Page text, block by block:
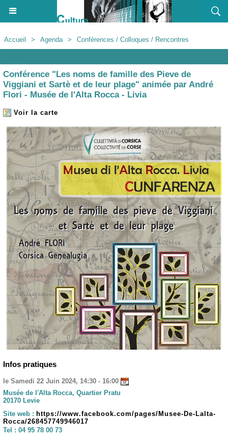
Accueil > Agenda > Conférences / Colloques / Rencontres
Conférence "Les noms de famille des Pieve de
Viggiani et Sartè et de leur plage" animée par André
Flori - Musée de l'Alta Rocca - Livia
Voir la carte
Infos pratiques
le Samedi 22 Juin 2024, 14:30 - 16:00
Musée de l'Alta Rocca, Quartier Pratu
20170 Levie
Site web : https://www.facebook.com/pages/Musee-De-Lalta-
Rocca/268457749946017
Tel : 04 95 78 00 73